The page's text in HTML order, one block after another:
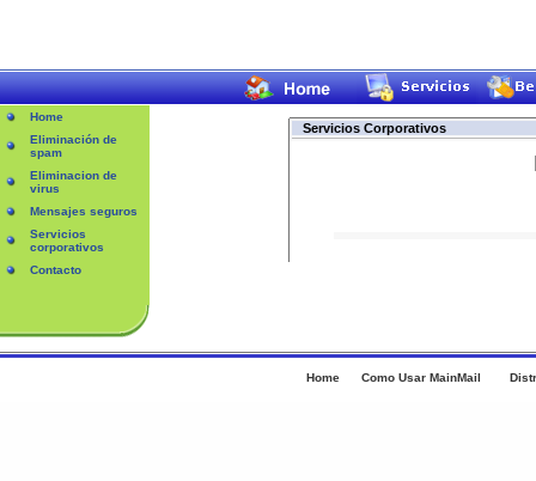
Home
Eliminación de
spam
Eliminacion de
virus
Mensajes seguros
Servicios
corporativos
Contacto
Servicios Corporativos
Home Como Usar MainMail